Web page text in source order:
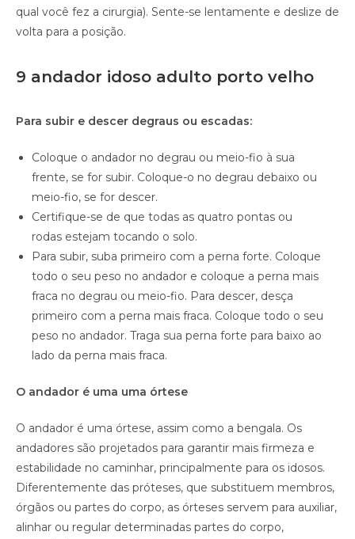
qual você fez a cirurgia). Sente-se lentamente e deslize de
volta para a posição.
9 andador idoso adulto porto velho
Para subir e descer degraus ou escadas:
Coloque o andador no degrau ou meio-fio à sua
frente, se for subir. Coloque-o no degrau debaixo ou
meio-fio, se for descer.
Certifique-se de que todas as quatro pontas ou
rodas estejam tocando o solo.
Para subir, suba primeiro com a perna forte. Coloque
todo o seu peso no andador e coloque a perna mais
fraca no degrau ou meio-fio. Para descer, desça
primeiro com a perna mais fraca. Coloque todo o seu
peso no andador. Traga sua perna forte para baixo ao
lado da perna mais fraca.
O andador é uma uma órtese
O andador é uma órtese, assim como a bengala. Os
andadores são projetados para garantir mais firmeza e
estabilidade no caminhar, principalmente para os idosos.
Diferentemente das próteses, que substituem membros,
órgãos ou partes do corpo, as órteses servem para auxiliar,
alinhar ou regular determinadas partes do corpo,